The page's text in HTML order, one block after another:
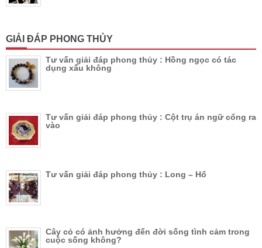
GIẢI ĐÁP PHONG THỦY
Tư vấn giải đáp phong thủy : Hồng ngọc có tác
dụng xấu không
Tư vấn giải đáp phong thủy : Cột trụ án ngữ cổng ra
vào
Tư vấn giải đáp phong thủy : Long – Hổ
Cây cỏ có ảnh hưởng đến đời sống tình cảm trong
cuộc sống không?